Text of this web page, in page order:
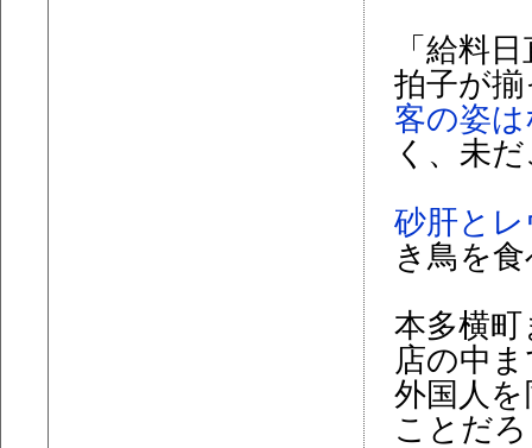
「給料
拍子が
客の姿
く、未
砂肝と
き鳥を
本多横
店の中
外国人
ことだ